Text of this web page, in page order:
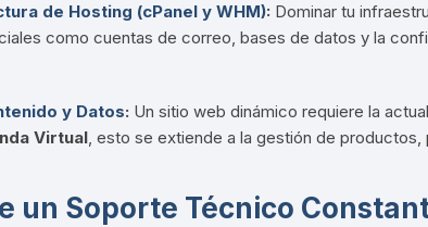
de Hosting (cPanel y WHM): Dominar tu
como cuentas de correo, bases de datos y la
y Datos: Un sitio web dinámico requiere la
Virtual, esto se extiende a la gestión de
un Soporte Técnico